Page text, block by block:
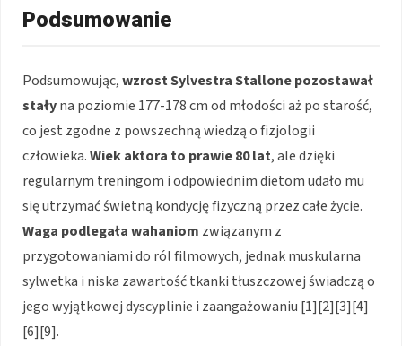
Podsumowanie
Podsumowując,wzrost Sylvestra Stallone pozostawał
stałyna poziomie 177-178 cm od młodości aż po starość,
co jest zgodne z powszechną wiedzą o fizjologii
człowieka.Wiek aktora to prawie 80 lat, ale dzięki
regularnym treningom i odpowiednim dietom udało mu
się utrzymać świetną kondycję fizyczną przez całe życie.
Waga podlegała wahaniom związanym z
przygotowaniami do ról filmowych, jednak muskularna
sylwetka i niska zawartość tkanki tłuszczowej świadczą o
jego wyjątkowej dyscyplinie i zaangażowaniu [1][2][3][4]
[6][9].